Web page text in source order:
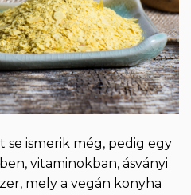
ismerik még, pedig egy
vitaminokban, ásványi
mely a vegán konyha